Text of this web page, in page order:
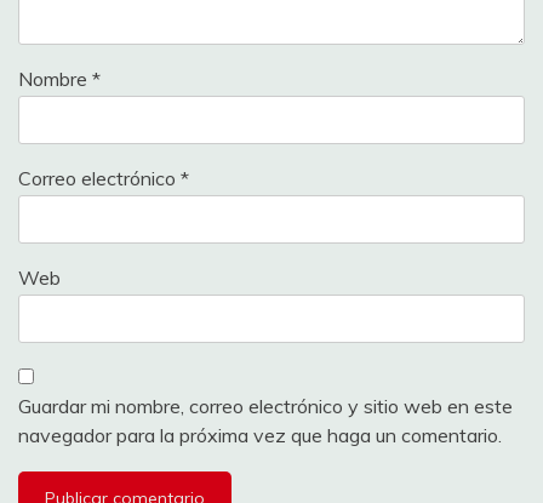
Nombre *
Correo electrónico *
Web
Guardar mi nombre, correo electrónico y sitio web en este
navegador para la próxima vez que haga un comentario.